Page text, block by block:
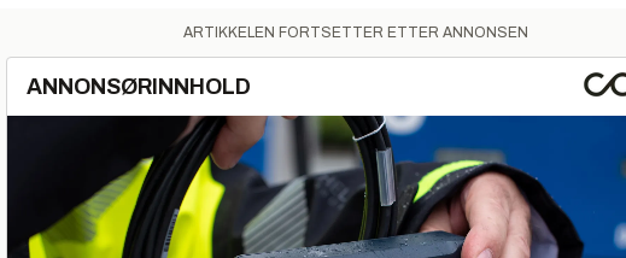
ARTIKKELEN FORTSETTER ETTER ANNONSEN
ANNONSØRINNHOLD